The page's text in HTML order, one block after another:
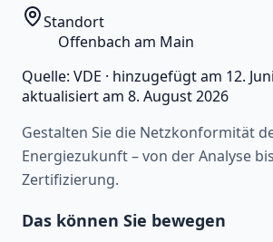
Standort
Offenbach am Main
Quelle: VDE · hinzugefügt am 12.
aktualisiert am 8. August 2026
Gestalten Sie die Netzkonformität
Energiezukunft – von der Analyse
Zertifizierung.
Das können Sie bewegen